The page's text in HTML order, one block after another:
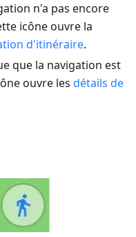
n'a pas encore
icône ouvre la
d'itinéraire.
que la navigation est
ouvre les détails de